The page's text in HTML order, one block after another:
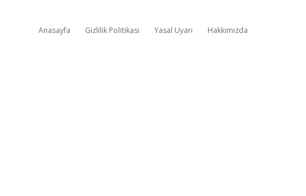
Anasayfa Gizlilik Politikası Yasal Uyarı Hakkımızda